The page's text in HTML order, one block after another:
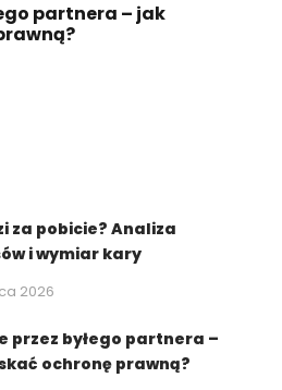
partnera – jak
za pobicie? Analiza
i wymiar kary
2026
przez byłego partnera –
ochronę prawną?